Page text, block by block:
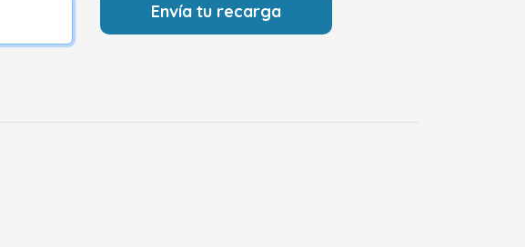
Envía tu recarga